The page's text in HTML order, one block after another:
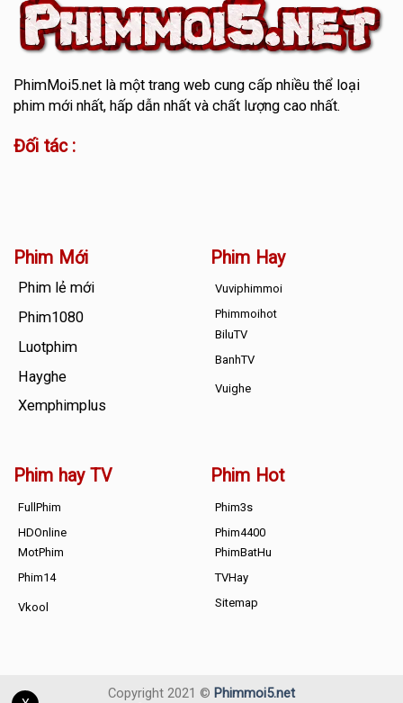
PhimMoi5.netlà một trang web cung cấp nhiều thể loại
phim mới nhất, hấp dẫn nhất và chất lượng cao nhất.
Đối tác :
Phim Mới
Phim lẻ mới
Phim1080
Luotphim
Hayghe
Xemphimplus
Phim Hay
Vuviphimmoi
Phimmoihot
BiluTV
BanhTV
Vuighe
Phim hay TV
FullPhim
HDOnline
MotPhim
Phim14
Vkool
Phim Hot
Phim3s
Phim4400
PhimBatHu
TVHay
Sitemap
Copyright 2021 © Phimmoi5.net